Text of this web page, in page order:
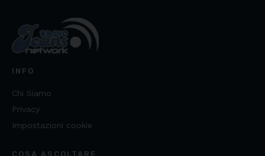
INFO
Chi Siamo
Privacy
Impostazioni cookie
COSA ASCOLTARE